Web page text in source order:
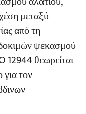
μεταξύ
από τη
ψεκασμού
12944 θεωρείται
τον